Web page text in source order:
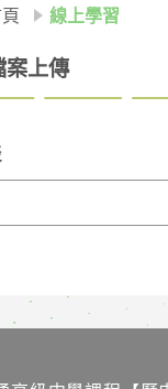
線上學習
案上傳